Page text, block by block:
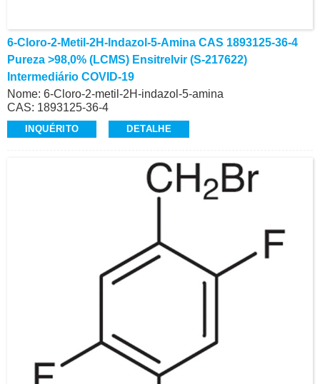
6-Cloro-2-Metil-2H-Indazol-5-Amina CAS 1893125-36-4
Pureza >98,0% (LCMS) Ensitrelvir (S-217622)
Intermediário COVID-19
Nome: 6-Cloro-2-metil-2H-indazol-5-amina
CAS: 1893125-36-4
Pureza: >98,0% (LCMS)
Aparência: Pó sólido marrom claro a cinza
Produção comercial de alta qualidade
E-Mail: alvin@ruifuchem.com
INQUÉRITO DETALHE